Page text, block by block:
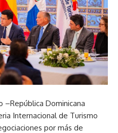
–República Dominicana
Internacional de Turismo
por más de